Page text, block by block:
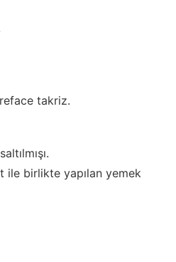
takriz.
ile birlikte yapılan yemek